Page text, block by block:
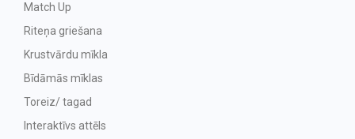
Match Up
Riteņa griešana
Krustvārdu mīkla
Bīdāmās mīklas
Toreiz/ tagad
Interaktīvs attēls